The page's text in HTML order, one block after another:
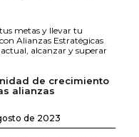
metas y llevar tu
Alianzas Estratégicas
alcanzar y superar
de crecimiento
alianzas
de 2023